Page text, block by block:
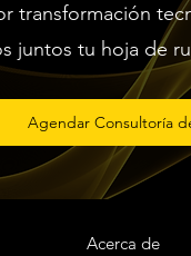
transformación
juntos tu hoja de
Agendar Consultoría
Acerca de